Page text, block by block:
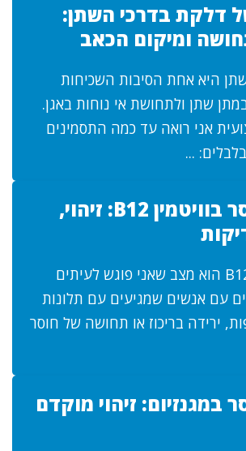
דלקת בדרכי השתן:
ומיקום הכאב
היא אחת הסיבות השכיחות
שתן ולתחושת אי נוחות באגן.
אני רואה עד כמה התסמינים
...
תסמיני חוסר בוויטמין B12: זיהוי,
חוסר בוויטמין B12 הוא מצב שאני פוגש לעיתים
עם אנשים שמגיעים עם תלונות
ירידה בריכוז או תחושה של חוסר
במגנזיום: זיהוי מוקדם